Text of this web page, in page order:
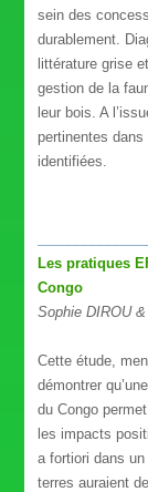
sein des
durablement.
littérature grise
gestion de la
leur bois. A
pertinentes
identifiées.
Les pratiques
Congo
Sophie DIROU
Cette étude,
démontrer
du Congo
les impacts
a fortiori dans un
terres auraient